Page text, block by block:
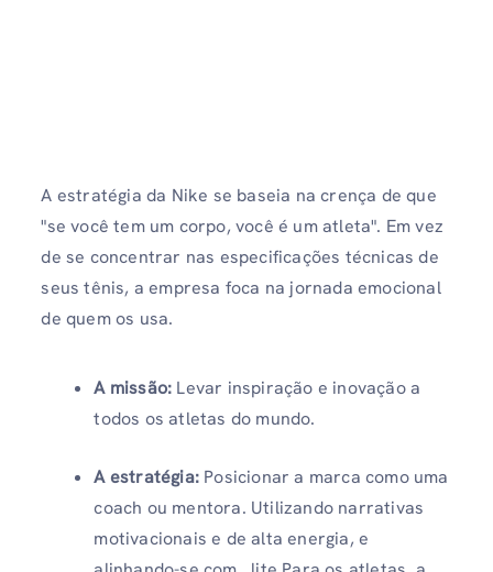
A estratégia da Nike se baseia na crença de que
"se você tem um corpo, você é um atleta". Em vez
de se concentrar nas especificações técnicas de
seus tênis, a empresa foca na jornada emocional
de quem os usa.
A missão: Levar inspiração e inovação a
todos os atletas do mundo.
A estratégia: Posicionar a marca como uma
coach ou mentora. Utilizando narrativas
motivacionais e de alta energia, e